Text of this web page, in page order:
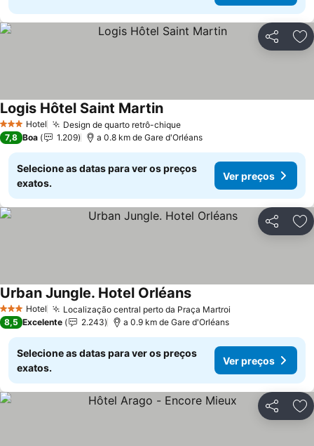
Partilhar
3 EstrelasHotel Design de quarto retrô-chique
Logis Hôtel Saint Martin
7,8 Boa 1.209 a 0.8 km de Gare d'Orléans
Selecione as datas para ver os preços
exatos.
Ver preços
Partilhar
3 EstrelasHotel Localização central perto da Praça Martroi
Urban Jungle. Hotel Orléans
8,5 Excelente 2.243 a 0.9 km de Gare d'Orléans
Selecione as datas para ver os preços
exatos.
Ver preços
Partilhar